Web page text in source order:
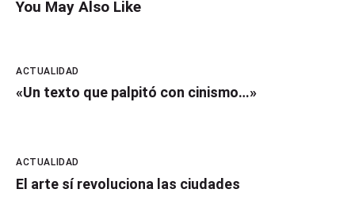
You May Also Like
ACTUALIDAD
«Un texto que palpitó con cinismo…»
ACTUALIDAD
El arte sí revoluciona las ciudades